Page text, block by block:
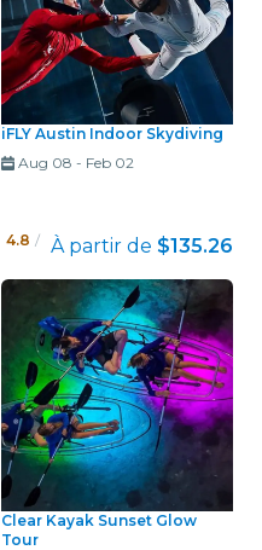
iFLY Austin Indoor Skydiving
Aug 08 - Feb 02
4.8 / 5 À partir de $135.26
Clear Kayak Sunset Glow
Tour